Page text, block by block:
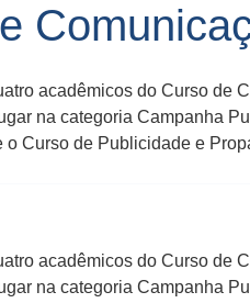
acadêmicos do Curso
na categoria Campanha
Curso de Publicidade e
acadêmicos do Curso
na categoria Campanha